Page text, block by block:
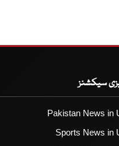
سیکشنز
Pakistan News in
Sports News in